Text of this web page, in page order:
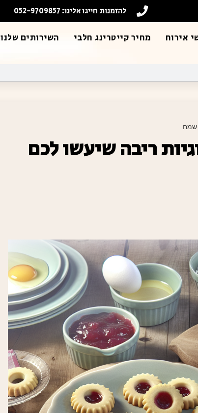
להזמנות חייגו אלינו: 052-9709857
אירוח מחיר קייטרינג חלבי השירותים שלנו
שמח
ריבה שיעשו לכם